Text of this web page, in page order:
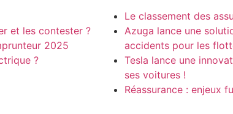
et les contester ?
2025
?
Le classement des
Azuga lance une
accidents pour les
Tesla lance une
ses voitures !
Réassurance : enjeux